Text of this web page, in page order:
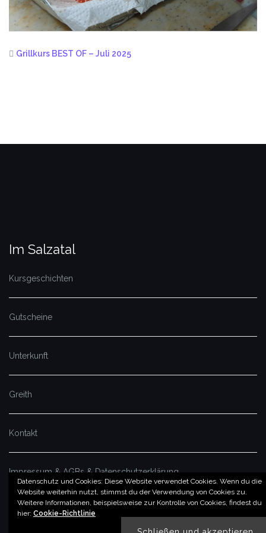
Grillkurs BEST OF – Juli 2025
Datenschutz und Cookies: Diese Website verwendet Cookies. Wenn du die
Website weiterhin nutzt, stimmst du der Verwendung von Cookies zu.
Weitere Informationen, beispielsweise zur Kontrolle von Cookies, findest du
hier: Cookie-Richtlinie
Im Salzatal
Kursgeschichten
Gutscheine
Unterkunft
Greith
Kontakt
Impressum & AGBs & Datenschutzerklärung
© by imSalzatal.at